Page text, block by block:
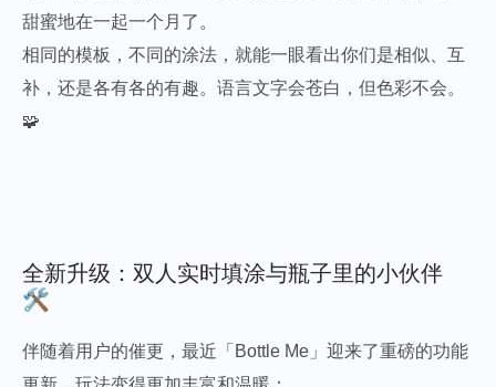
甜蜜地在一起一个月了。
相同的模板，不同的涂法，就能一眼看出你们是相似、互
补，还是各有各的有趣。语言文字会苍白，但色彩不会。
🧩
全新升级：双人实时填涂与瓶子里的小伙伴
🛠️
伴随着用户的催更，最近「Bottle Me」迎来了重磅的功能